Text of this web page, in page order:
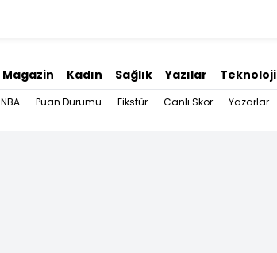
Magazin Kadın Sağlık Yazılar Teknoloji
NBA Puan Durumu Fikstür Canlı Skor Yazarlar